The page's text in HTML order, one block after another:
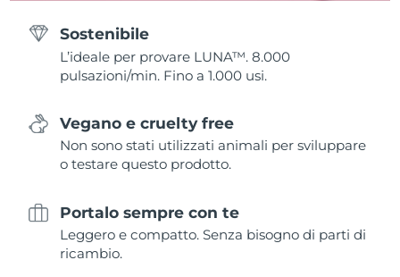
Sostenibile
L’ideale per provare LUNA™. 8.000
pulsazioni/min. Fino a 1.000 usi.
Vegano e cruelty free
Non sono stati utilizzati animali per sviluppare
o testare questo prodotto.
Portalo sempre con te
Leggero e compatto. Senza bisogno di parti di
ricambio.